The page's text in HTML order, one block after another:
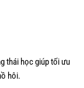
thái học giúp tối ưu
hôi.